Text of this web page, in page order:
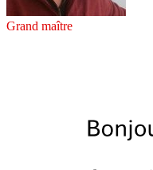
Grand maître